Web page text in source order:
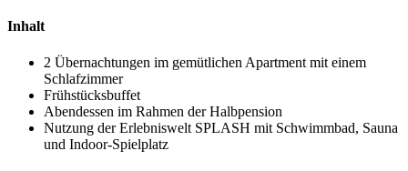
Inhalt
2 Übernachtungen im gemütlichen Apartment mit einem
Schlafzimmer
Frühstücksbuffet
Abendessen im Rahmen der Halbpension
Nutzung der Erlebniswelt SPLASH mit Schwimmbad, Sauna
und Indoor-Spielplatz